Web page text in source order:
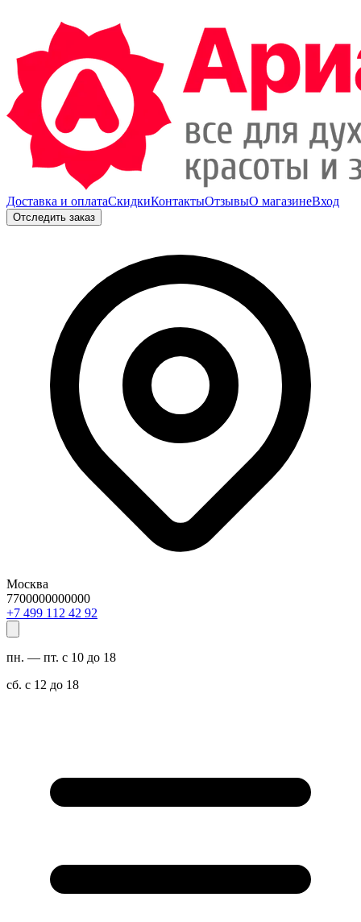
Доставка и оплатаСкидкиКонтактыОтзывыО магазинеВход
Отследить заказ
Москва
7700000000000
29 24 211 994 7+
пн. — пт. с 10 до 18
сб. с 12 до 18